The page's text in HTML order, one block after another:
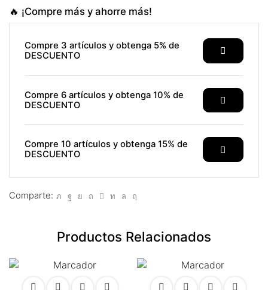
panel
panel
satın al
panel
panel
panel
panel
🔥 ¡Compre más y ahorre más!
Compre 3 artículos y obtenga 5% de
DESCUENTO
Compre 6 artículos y obtenga 10% de
DESCUENTO
Compre 10 artículos y obtenga 15% de
DESCUENTO
Comparte:
Productos Relacionados